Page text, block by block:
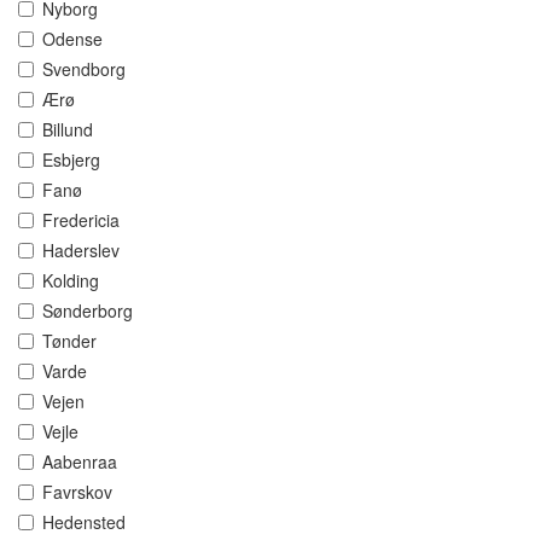
Nyborg
Odense
Svendborg
Ærø
Billund
Esbjerg
Fanø
Fredericia
Haderslev
Kolding
Sønderborg
Tønder
Varde
Vejen
Vejle
Aabenraa
Favrskov
Hedensted